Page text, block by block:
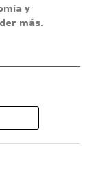
y
más.